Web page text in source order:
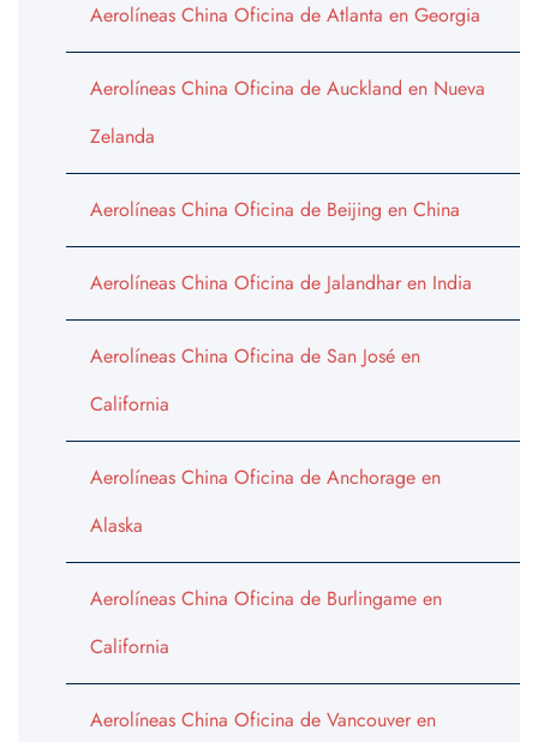
Aerolíneas China Oficina de Atlanta en Georgia
Aerolíneas China Oficina de Auckland en Nueva
Zelanda
Aerolíneas China Oficina de Beijing en China
Aerolíneas China Oficina de Jalandhar en India
Aerolíneas China Oficina de San José en
California
Aerolíneas China Oficina de Anchorage en
Alaska
Aerolíneas China Oficina de Burlingame en
California
Aerolíneas China Oficina de Vancouver en